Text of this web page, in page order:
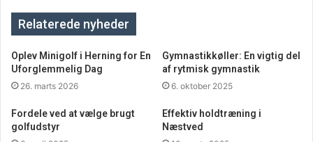
Relaterede nyheder
Oplev Minigolf i Herning for En
Uforglemmelig Dag
26. marts 2026
Gymnastikkøller: En vigtig del
af rytmisk gymnastik
6. oktober 2025
Fordele ved at vælge brugt
golfudstyr
Effektiv holdtræning i
Næstved